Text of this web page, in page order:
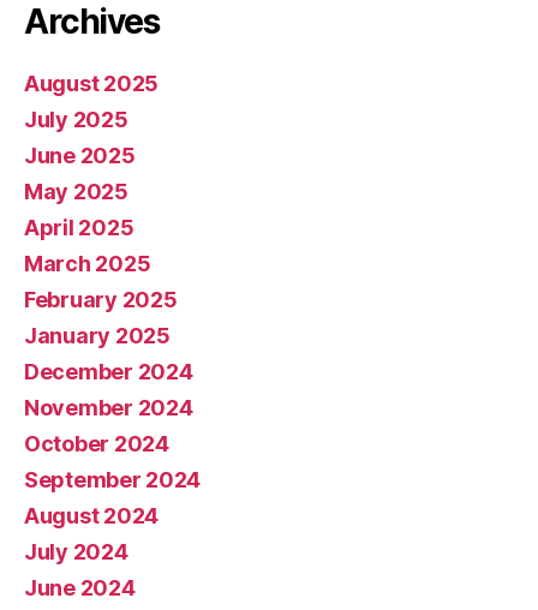
Archives
August 2025
July 2025
June 2025
May 2025
April 2025
March 2025
February 2025
January 2025
December 2024
November 2024
October 2024
September 2024
August 2024
July 2024
June 2024